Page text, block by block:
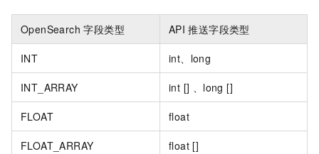
OpenSearch 字段类型 API 推送字段类型
INT int、long
INT_ARRAY int [] 、long []
FLOAT float
FLOAT_ARRAY float []